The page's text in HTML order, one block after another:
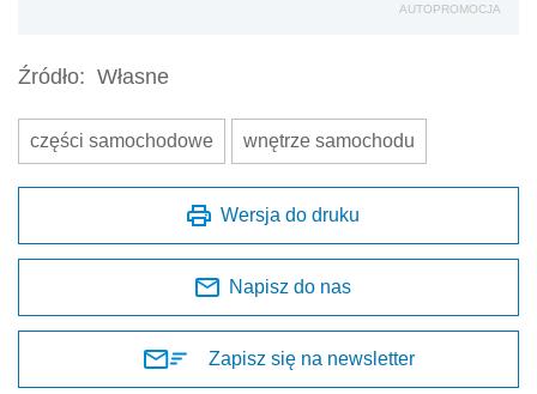
AUTOPROMOCJA
Źródło: Własne
części samochodowe wnętrze samochodu
Wersja do druku
Napisz do nas
Zapisz się na newsletter